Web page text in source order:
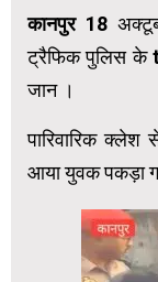
कानपुर18
ट्रैफिक पुलिस के
जान ।
पारिवारिक
आया युवक पकड़ा